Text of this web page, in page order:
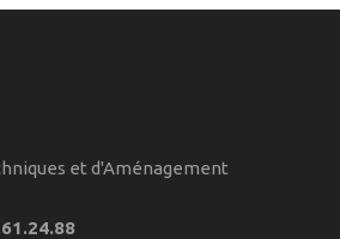
et d'Aménagement